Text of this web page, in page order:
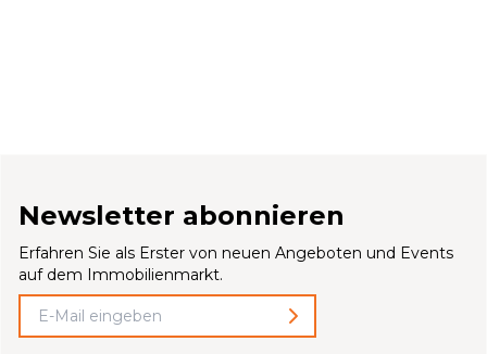
Newsletter abonnieren
Erfahren Sie als Erster von neuen Angeboten und Events
auf dem Immobilienmarkt.